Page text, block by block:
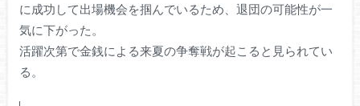
に成功して出場機会を掴んでいるため、退団の可能性が一
気に下がった。
活躍次第で金銭による来夏の争奪戦が起こると見られてい
る。